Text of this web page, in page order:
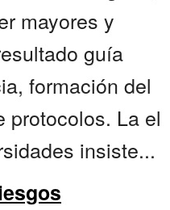
mayores y
guía
formación del
protocolos. La el
insiste...